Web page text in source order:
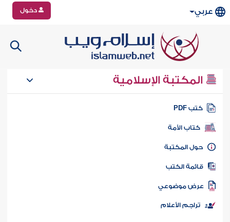
عربي دخول
المكتبة الإسلامية
كتب PDF
كتاب الأمة
المكتبة
الكتب
موضوعي